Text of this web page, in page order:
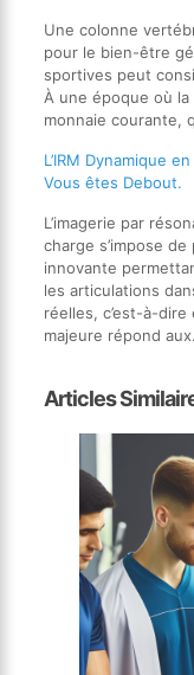
Une colonne
pour le bien-être
sportives peut
À une époque où
monnaie courante,
L’IRM Dynamique
Vous êtes Debout.
L’imagerie par
charge s’impose
innovante
les articulations
réelles, c’est-à-
majeure répond
Articles